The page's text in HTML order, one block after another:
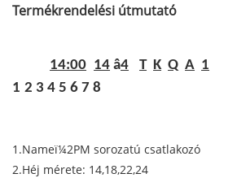
Termékrendelési útmutató
14:00 14 â4 T K Q A 1
1 2 3 4 5 6 7 8
1.Nameï¼2PM sorozatú csatlakozó
2.Héj mérete: 14,18,22,24